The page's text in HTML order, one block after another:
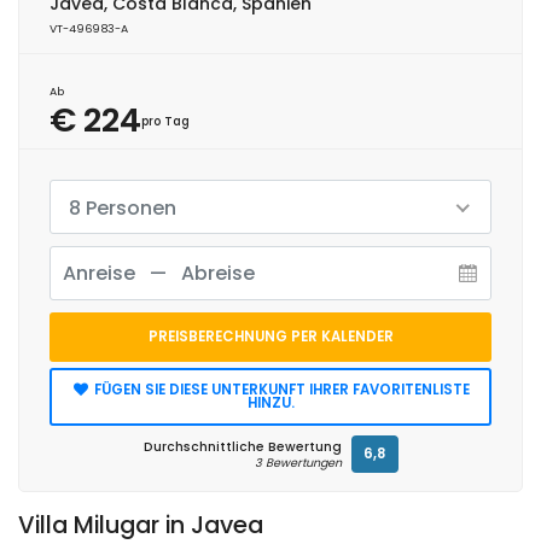
Villa Milugar in Javea
VT-496983-A
Ab
€ 224pro Tag
8 Personen
PREISBERECHNUNG PER KALENDER
FÜGEN SIE DIESE UNTERKUNFT IHRER FAVORITENLISTE
HINZU.
Durchschnittliche Bewertung
3 Bewertungen 6,8